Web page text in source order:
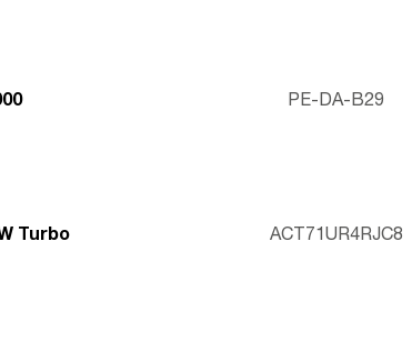
PE-DA-B29
Turbo ACT71UR4RJC8